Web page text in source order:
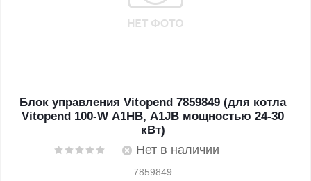
Блок управления Vitopend 7859849 (для котла
Vitopend 100-W A1HB, A1JB мощностью 24-30
кВт)
Нет в наличии
7859849